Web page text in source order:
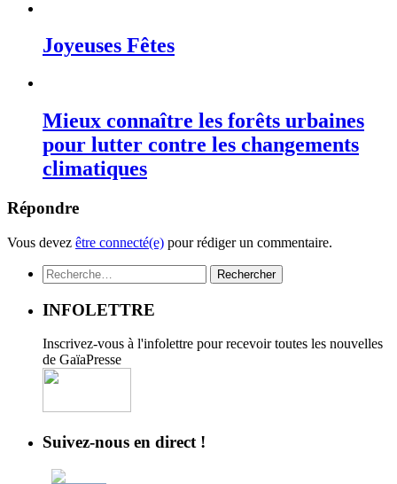
Joyeuses Fêtes
Mieux connaître les forêts urbaines
pour lutter contre les changements
climatiques
Répondre
Vous devez être connecté(e) pour rédiger un commentaire.
Rechercher :
INFOLETTRE
Inscrivez-vous à l'infolettre pour recevoir toutes les nouvelles
de GaïaPresse
Suivez-nous en direct !